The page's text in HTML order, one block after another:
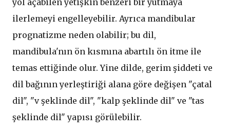
ilerlemeyi engelleyebilir. Ayrıca mandibular
prognatizme neden olabilir; bu dil,
mandibula'nın ön kısmına abartılı ön itme ile
temas ettiğinde olur. Yine dilde, gerim şiddeti ve
dil bağının yerleştiriği alana göre değişen "çatal
dil", "v şeklinde dil", "kalp şeklinde dil" ve "tas
şeklinde dil" yapısı görülebilir.